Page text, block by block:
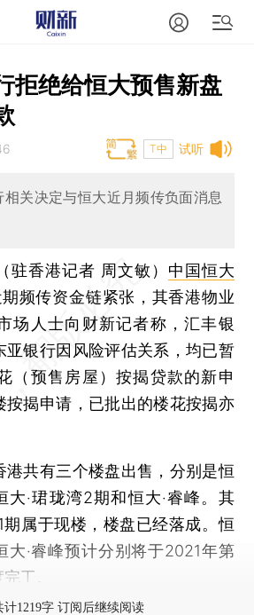
拒绝给恒大预售新盘
试听
T中
关决定与恒大近月频传负面消息
驻香港记者 周文敏） 中国恒大
期频传资金链紧张，其香港物业
场人士向财新记者称，汇丰银
亚银行因风险评估关系，均已暂
（预售房屋）按揭贷款的新申
按揭申请，已批出的楼花按揭亦
共有三个楼盘出售，分别是恒
大‧珺珑湾2期和恒大‧睿峰。其
期属于现楼，楼盘已经落成。恒
大‧睿峰预计分别将于2021年第
工。
计1219字 订阅后继续阅读